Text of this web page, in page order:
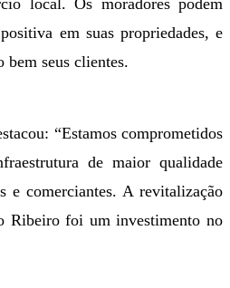
em suas propriedades, e
bem seus clientes.
“Estamos comprometidos
de maior qualidade
e comerciantes. A revitalização
Ribeiro foi um investimento no